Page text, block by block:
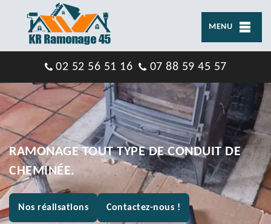
MENU
02 52 56 51 16 07 88 59 45 57
RAMONAGE TOUT TYPE DE CONDUIT DE
CHEMINÉE.
Nos réalisations Contactez-nous !